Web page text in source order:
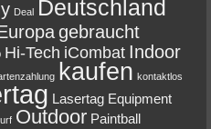
Deal Deutschland
gebraucht
Hi-Tech iCombat Indoor
kaufen kontaktlos
Lasertag Equipment
Outdoor Paintball